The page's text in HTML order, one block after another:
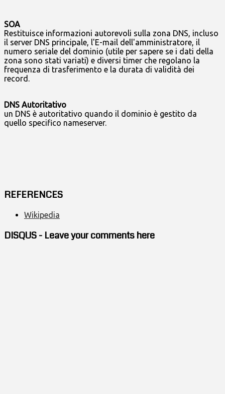
SOA
Restituisce informazioni autorevoli sulla zona DNS, incluso
il server DNS principale, l'E-mail dell'amministratore, il
numero seriale del dominio (utile per sapere se i dati della
zona sono stati variati) e diversi timer che regolano la
frequenza di trasferimento e la durata di validità dei
record.
DNS Autoritativo
un DNS è autoritativo quando il dominio è gestito da
quello specifico nameserver.
REFERENCES
Wikipedia
DISQUS - Leave your comments here